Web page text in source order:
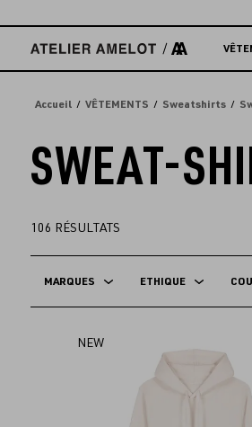
directement
contenu
Accueil VÊTEMENTS Sweatshirts
SWEAT-
106 RÉSULTATS
MARQUES ETHIQUE
NEW